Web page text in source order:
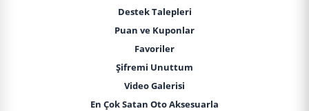
Destek Talepleri
Puan ve Kuponlar
Favoriler
Şifremi Unuttum
Video Galerisi
En Çok Satan Oto Aksesuarla